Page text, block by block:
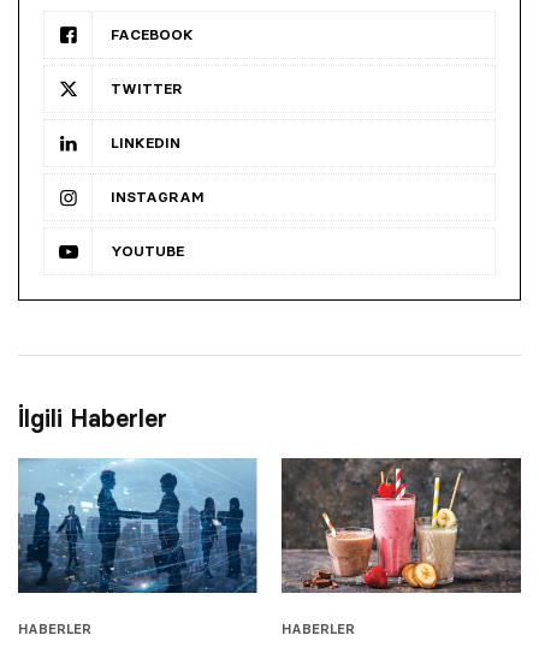
FACEBOOK
TWITTER
LINKEDIN
INSTAGRAM
YOUTUBE
İlgili Haberler
HABERLER HABERLER